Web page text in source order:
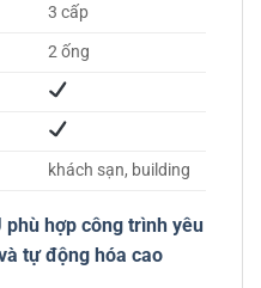
3 cấp
2 ống
khách sạn, building
phù hợp công trình yêu
tự động hóa cao